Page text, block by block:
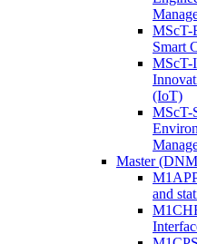
MScT-
Smart
MScT-
(IoT)
MScT-
Master
and